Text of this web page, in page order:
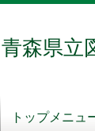
青森県立
トップメニュ